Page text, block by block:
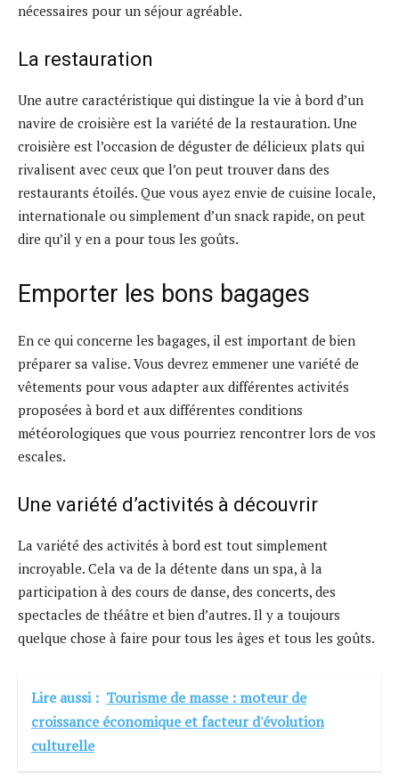
nécessaires pour un séjour agréable.
La restauration
Une autre caractéristique qui distingue la vie à bord d’un
navire de croisière est la variété de la restauration. Une
croisière est l’occasion de déguster de délicieux plats qui
rivalisent avec ceux que l’on peut trouver dans des
restaurants étoilés. Que vous ayez envie de cuisine locale,
internationale ou simplement d’un snack rapide, on peut
dire qu’il y en a pour tous les goûts.
Emporter les bons bagages
En ce qui concerne les bagages, il est important de bien
préparer sa valise. Vous devrez emmener une variété de
vêtements pour vous adapter aux différentes activités
proposées à bord et aux différentes conditions
météorologiques que vous pourriez rencontrer lors de vos
escales.
Une variété d’activités à découvrir
La variété des activités à bord est tout simplement
incroyable. Cela va de la détente dans un spa, à la
participation à des cours de danse, des concerts, des
spectacles de théâtre et bien d’autres. Il y a toujours
quelque chose à faire pour tous les âges et tous les goûts.
Lire aussi : Tourisme de masse : moteur de
croissance économique et facteur d'évolution
culturelle